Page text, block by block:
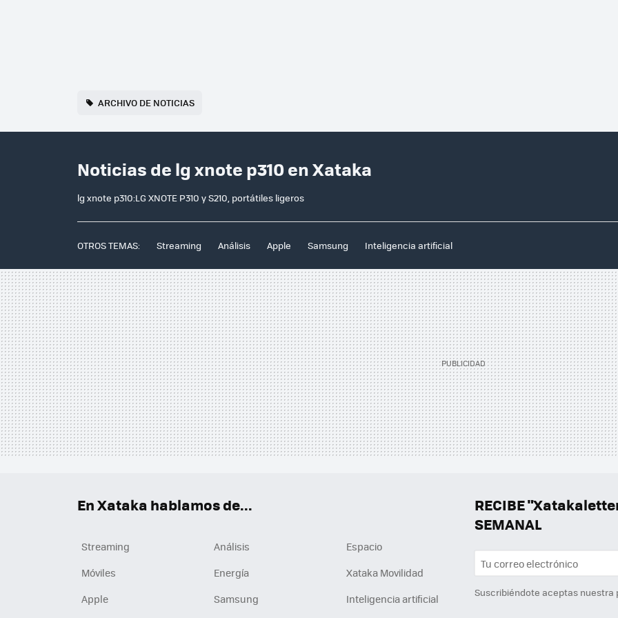
ARCHIVO DE NOTICIAS
Noticias de lg xnote p310 en Xataka
lg xnote p310:LG XNOTE P310 y S210, portátiles ligeros
OTROS TEMAS: Streaming Análisis Apple Samsung Inteligencia artificial
RECIBE
SEMANAL
Suscribiéndote aceptas nuestra
En Xataka hablamos de...
Streaming Análisis
Espacio
Móviles
Energía
Xataka Movilidad
Apple
Samsung Inteligencia artificial